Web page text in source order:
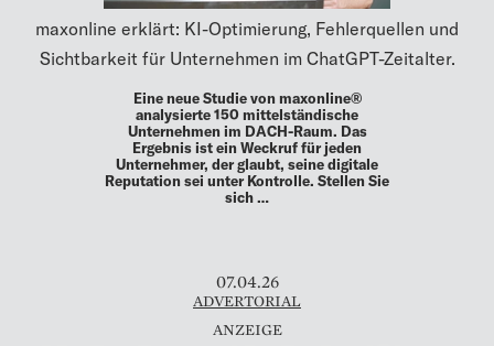
maxonline erklärt: KI-Optimierung, Fehlerquellen und
Sichtbarkeit für Unternehmen im ChatGPT-Zeitalter.
Eine neue Studie von maxonline®
analysierte 150 mittelständische
Unternehmen im DACH-Raum. Das
Ergebnis ist ein Weckruf für jeden
Unternehmer, der glaubt, seine digitale
Reputation sei unter Kontrolle. Stellen Sie
sich …
07.04.26
ADVERTORIAL